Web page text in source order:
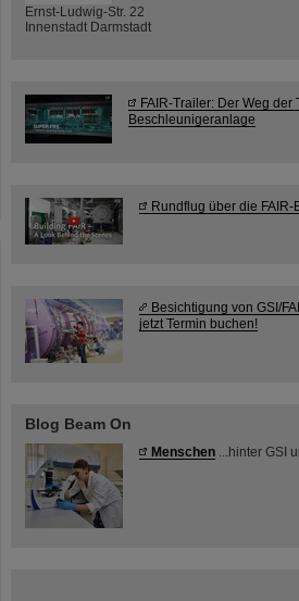
Ernst-Ludwig-Str. 22
Innenstadt Darmstadt
FAIR-Trailer: Der Weg der
Beschleunigeranlage
Rundflug über die FAIR-
Besichtigung von GSI/
jetzt Termin buchen!
Blog Beam On
Menschen ...hinter GSI